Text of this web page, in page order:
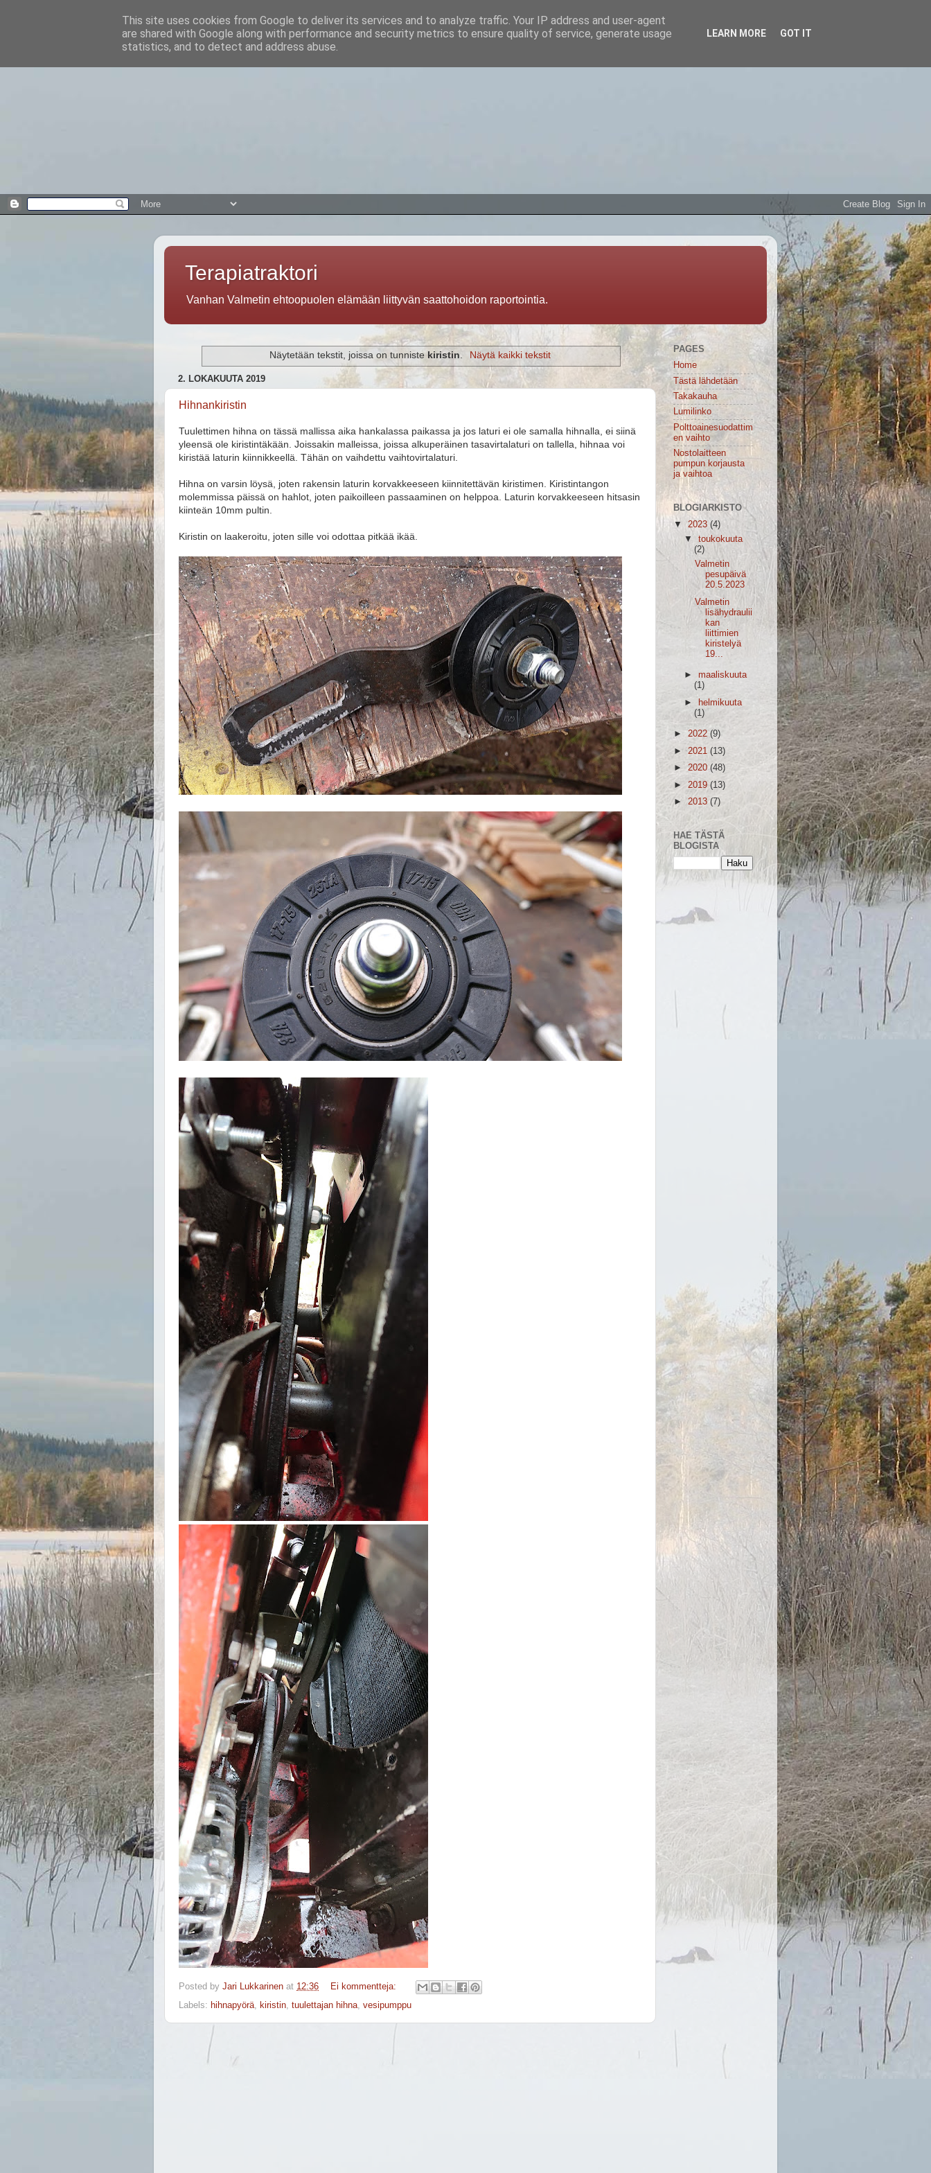
Terapiatraktori
Vanhan Valmetin ehtoopuolen elämään liittyvän saattohoidon raportointia.
Näytetään tekstit, joissa on tunniste kiristin. Näytä kaikki tekstit
2. LOKAKUUTA 2019
Hihnankiristin
Tuulettimen hihna on tässä mallissa aika hankalassa paikassa ja jos laturi ei ole samalla hihnalla, ei siinä
yleensä ole kiristintäkään. Joissakin malleissa, joissa alkuperäinen tasavirtalaturi on tallella, hihnaa voi
kiristää laturin kiinnikkeellä. Tähän on vaihdettu vaihtovirtalaturi.
Hihna on varsin löysä, joten rakensin laturin korvakkeeseen kiinnitettävän kiristimen. Kiristintangon
molemmissa päissä on hahlot, joten paikoilleen passaaminen on helppoa. Laturin korvakkeeseen hitsasin
kiinteän 10mm pultin.
Kiristin on laakeroitu, joten sille voi odottaa pitkää ikää.
Posted by Jari Lukkarinen at 12:36
Ei kommentteja:
Labels: hihnapyörä kiristin tuulettajan hihna vesipumppu
PAGES
Home
Tästä lähdetään
Takakauha
Lumilinko
Polttoainesuodattim
en vaihto
Nostolaitteen
pumpun korjausta
ja vaihtoa
BLOGIARKISTO
▼2023 (4)
▼toukokuuta
(2)
Valmetin
pesupäivä
20.5.2023
Valmetin
lisähydraulii
kan
liittimien
kiristelyä
19...
► maaliskuuta
(1)
►
helmikuuta
(1)
► 2022(9)
►2021 (13)
►2020 (48)
► 2019 (13)
► 2013 (7)
HAE TÄSTÄ
BLOGISTA
This site uses cookies from Google to deliver its services and to analyze traffic. Your IP address and user-agent
are shared with Google along with performance and security metrics to ensure quality of service, generate usage
statistics, and to detect and address abuse.
LEARN MORE GOT IT